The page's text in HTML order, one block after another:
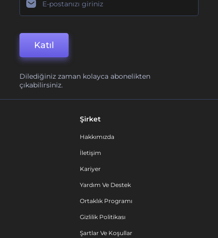
Katıl
Dilediğiniz zaman kolayca abonelikten
çıkabilirsiniz.
Şirket
Hakkımızda
İletişim
Kariyer
Yardım Ve Destek
Ortaklık Programı
Gizlilik Politikası
Şartlar Ve Koşullar